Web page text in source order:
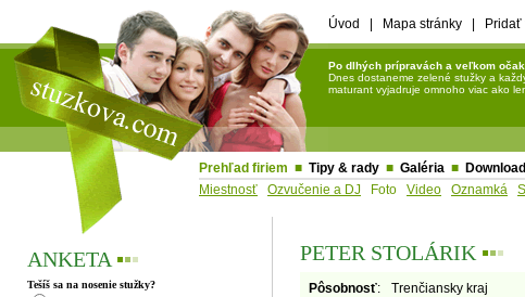
Úvod Mapa stránky Pridať
Po dlhých prípravách a veľkom
Dnes dostaneme zelené stužky a
maturant vyjadruje omnoho viac ako
Prehľad firiem ■ Tipy & rady ■ Galéria ■ Download
Miestnosť
Ozvučenie a DJ Foto Video Oznamká
ANKETA ▪▪▪
Tešíš sa na nosenie stužky?
PETER STOLÁRIK ▪▪▪
Pôsobnosť:
Trenčiansky kraj